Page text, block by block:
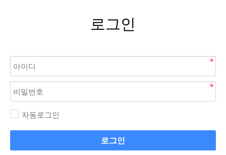
로그인
자동로그인
로그인